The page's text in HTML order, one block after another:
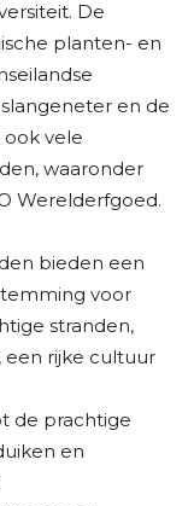
De
planten- en
en de
ook vele
waaronder
Werelderfgoed.
bieden een
voor
stranden,
een rijke cultuur
de prachtige
en